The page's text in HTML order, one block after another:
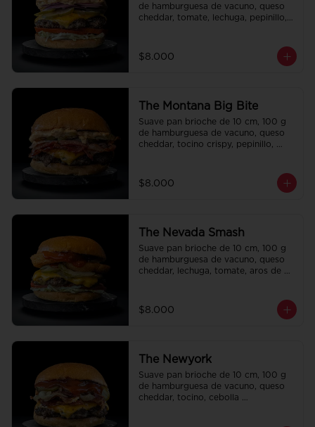
de hamburguesa de vacuno, queso
cheddar, tomate, lechuga, pepinillo,
$8.000
The Montana Big Bite
Suave pan brioche de 10 cm, 100 g
de hamburguesa de vacuno, queso
cheddar, tocino crispy, pepinillo,
$8.000
The Nevada Smash
Suave pan brioche de 10 cm, 100 g
de hamburguesa de vacuno, queso
cheddar, lechuga, tomate, aros de
$8.000
The Newyork
Suave pan brioche de 10 cm, 100 g
de hamburguesa de vacuno, queso
cheddar, tocino, cebolla